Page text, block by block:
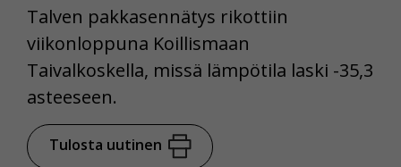
Talven pakkasennätys rikottiin
viikonloppuna Koillismaan
Taivalkoskella, missä lämpötila laski -35,3
asteeseen.
Tulosta uutinen